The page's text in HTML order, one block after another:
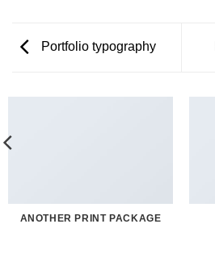
Portfolio typography
ANOTHER PRINT PACKAGE